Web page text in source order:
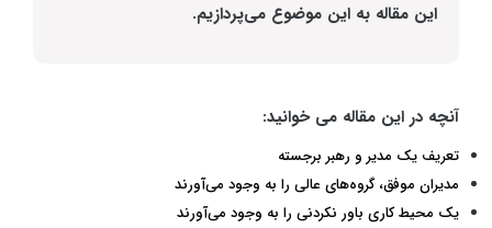
این مقاله به این موضوع می‌پردازیم.
آنچه در این مقاله می خوانید:
تعریف یک مدیر و رهبر برجسته
مدیران موفق، گروه‌های عالی را به وجود می‌آورند
یک محیط کاری باور نکردنی را به وجود می‌آورند